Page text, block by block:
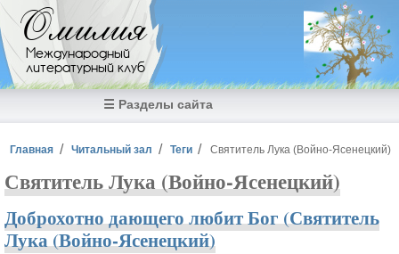
Перейти к основному содержанию
Омилия
Международный
литературный клуб
☰ Разделы сайта
Вы здесь
Главная Читальный зал Теги Святитель Лука (Войно-Ясенецкий)
Святитель Лука (Войно-Ясенецкий)
Доброхотно дающего любит Бог (Святитель
Лука (Войно-Ясенецкий)